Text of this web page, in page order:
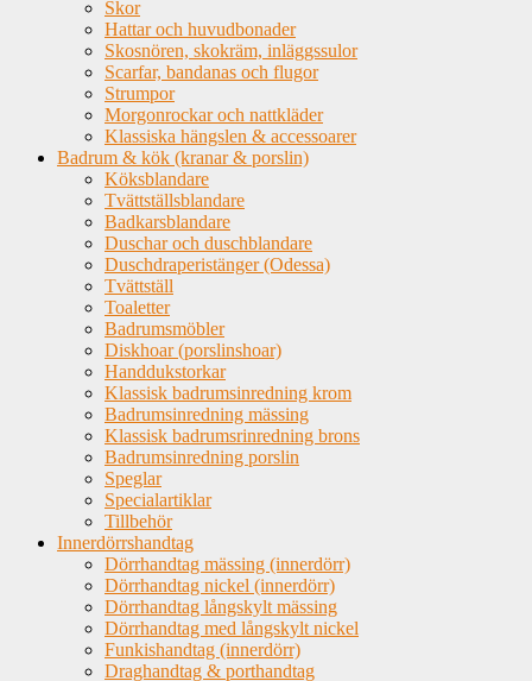
Skor
Hattar och huvudbonader
Skosnören, skokräm, inläggssulor
Scarfar, bandanas och flugor
Strumpor
Morgonrockar och nattkläder
Klassiska hängslen & accessoarer
Badrum & kök (kranar & porslin)
Köksblandare
Tvättställsblandare
Badkarsblandare
Duschar och duschblandare
Duschdraperistänger (Odessa)
Tvättställ
Toaletter
Badrumsmöbler
Diskhoar (porslinshoar)
Handdukstorkar
Klassisk badrumsinredning krom
Badrumsinredning mässing
Klassisk badrumsrinredning brons
Badrumsinredning porslin
Speglar
Specialartiklar
Tillbehör
Innerdörrshandtag
Dörrhandtag mässing (innerdörr)
Dörrhandtag nickel (innerdörr)
Dörrhandtag långskylt mässing
Dörrhandtag med långskylt nickel
Funkishandtag (innerdörr)
Draghandtag & porthandtag